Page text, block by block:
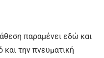
παραμένει εδώ και
την πνευματική